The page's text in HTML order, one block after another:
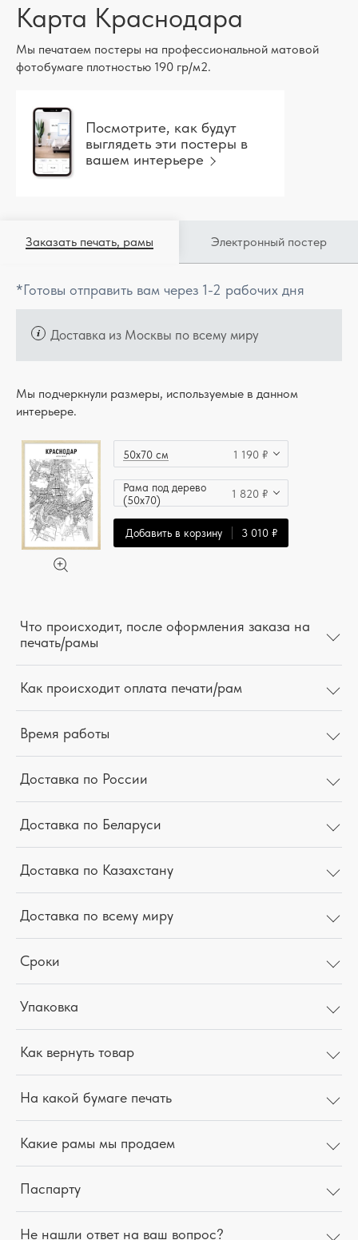
Карта Краснодара
Мы печатаем постеры на профессиональной матовой
фотобумаге плотностью 190 гр/м2.
Посмотрите, как будут
выглядеть эти постеры в
вашем интерьере
Заказать печать, рамы Электронный постер
*Готовы отправить вам через 1-2 рабочих дня
Доставка из Москвы по всему миру
Мы подчеркнули размеры, используемые в данном
интерьере.
50x70 см 1 190 ₽
Рама под дерево
(50x70)
1 820 ₽
Добавить в корзину 3 010 ₽
Что происходит, после оформления заказа на
печать/рамы
Как происходит оплата печати/рам
Время работы
Доставка по России
Доставка по Беларуси
Доставка по Казахстану
Доставка по всему миру
Сроки
Упаковка
Как вернуть товар
На какой бумаге печать
Какие рамы мы продаем
Паспарту
Не нашли ответ на ваш вопрос?